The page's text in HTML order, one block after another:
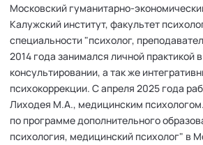
Московский гуманитарно-
Калужский институт, факультет
специальности "психолог,
2014 года занимался личной практикой
консультировании, а так же
психокоррекции. С апреля 2025 года
Лиходея М.А., медицинским
по программе дополнительного
психология, медицинский психолог" в